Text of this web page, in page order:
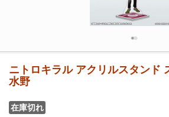
ニトロキラル アクリルスタンド
水野
在庫切れ